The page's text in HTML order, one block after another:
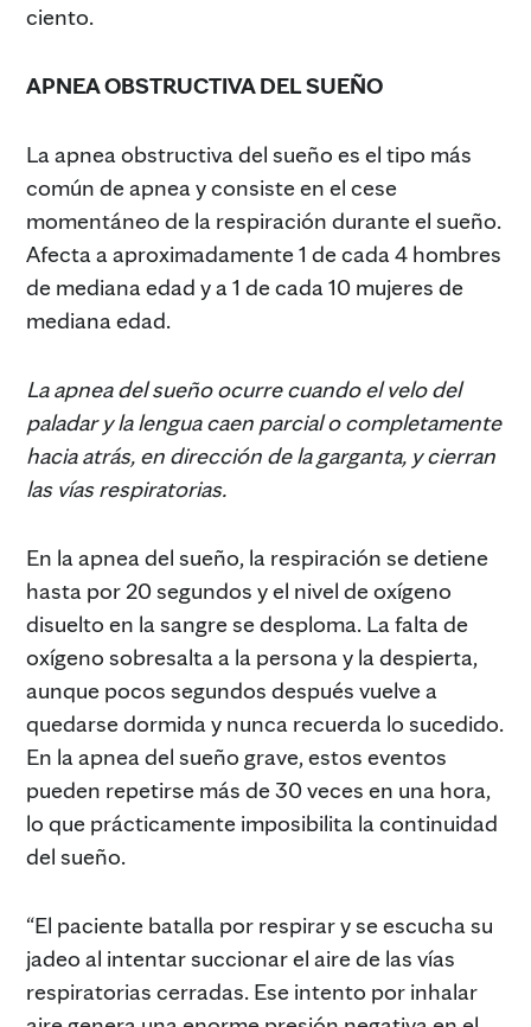
ciento.
APNEA OBSTRUCTIVA DEL SUEÑO
La apnea obstructiva del sueño es el tipo más
común de apnea y consiste en el cese
momentáneo de la respiración durante el sueño.
Afecta a aproximadamente 1 de cada 4 hombres
de mediana edad y a 1 de cada 10 mujeres de
mediana edad.
La apnea del sueño ocurre cuando el velo del
paladar y la lengua caen parcial o completamente
hacia atrás, en dirección de la garganta, y cierran
las vías respiratorias.
En la apnea del sueño, la respiración se detiene
hasta por 20 segundos y el nivel de oxígeno
disuelto en la sangre se desploma. La falta de
oxígeno sobresalta a la persona y la despierta,
aunque pocos segundos después vuelve a
quedarse dormida y nunca recuerda lo sucedido.
En la apnea del sueño grave, estos eventos
pueden repetirse más de 30 veces en una hora,
lo que prácticamente imposibilita la continuidad
del sueño.
“El paciente batalla por respirar y se escucha su
jadeo al intentar succionar el aire de las vías
respiratorias cerradas. Ese intento por inhalar